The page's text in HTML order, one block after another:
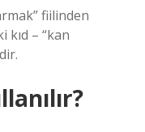
fiilinden
– “kan